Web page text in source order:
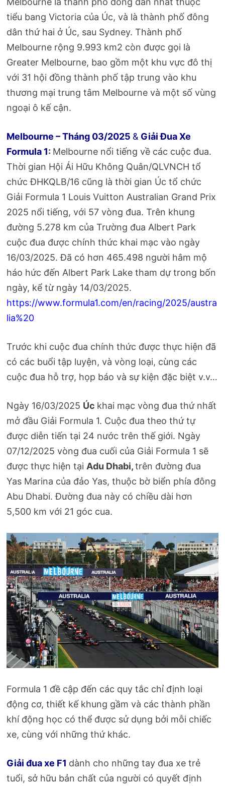
tiểu bang Victoria của Úc, và là thành phố đông
dân thứ hai ở Úc, sau Sydney. Thành phố
Melbourne rộng 9.993 km2 còn được gọi là
Greater Melbourne, bao gồm một khu vực đô thị
với 31 hội đồng thành phố tập trung vào khu
thương mại trung tâm Melbourne và một số vùng
ngoại ô kế cận.
Melbourne – Tháng 03/2025 & Giải Đua Xe
Formula 1: Melbourne nổi tiếng về các cuộc đua.
Thời gian Hội Ái Hữu Không Quân/QLVNCH tổ
chức ĐHKQLB/16 cũng là thời gian Úc tổ chức
Giải Formula 1 Louis Vuitton Australian Grand Prix
2025 nổi tiếng, với 57 vòng đua. Trên khung
đường 5.278 km của Trường đua Albert Park
cuộc đua được chính thức khai mạc vào ngày
16/03/2025. Đã có hơn 465.498 người hâm mộ
háo hức đến Albert Park Lake tham dự trong bốn
ngày, kể từ ngày 14/03/2025.
https://www.formula1.com/en/racing/2025/austra
lia%20
Trước khi cuộc đua chính thức được thực hiện đã
có các buổi tập luyện, và vòng loại, cùng các
cuộc đua hỗ trợ, họp báo và sự kiện đặc biệt v.v…
Ngày 16/03/2025 Úc khai mạc vòng đua thứ nhất
mở đầu Giải Formula 1. Cuộc đua theo thứ tự
được diễn tiến tại 24 nước trên thế giới. Ngày
07/12/2025 vòng đua cuối của Giải Formula 1 sẽ
được thực hiện tại Adu Dhabi,trên đường đua
Yas Marina của đảo Yas, thuộc bờ biển phía đông
Abu Dhabi. Đường đua này có chiều dài hơn
5,500 km với 21 góc cua.
Formula 1 đề cập đến các quy tắc chỉ định loại
động cơ, thiết kế khung gầm và các thành phần
khí động học có thể được sử dụng bởi mỗi chiếc
xe, cùng với những thứ khác.
Giải đua xe F1 dành cho những tay đua xe trẻ
tuổi, sở hữu bản chất của người có quyết định